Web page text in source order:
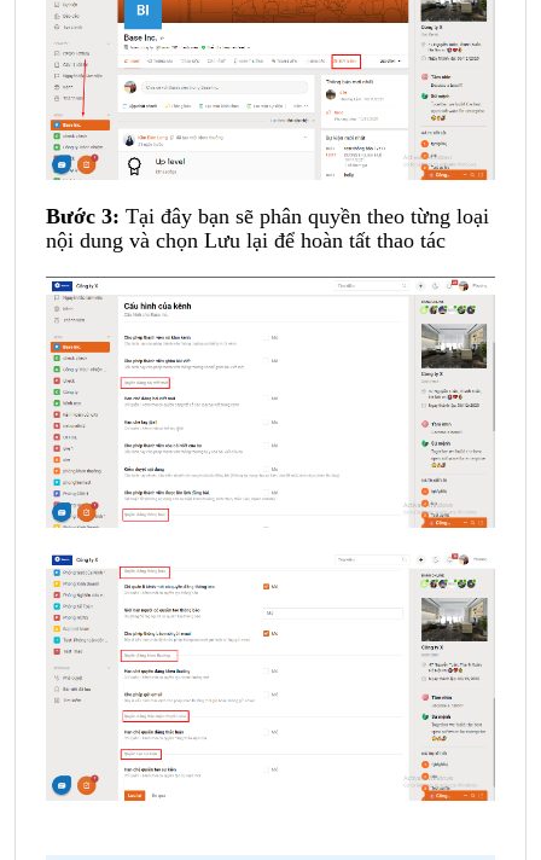
Bước 3: Tại đây bạn sẽ phân quyền theo từng loại
nội dung và chọn Lưu lại để hoàn tất thao tác